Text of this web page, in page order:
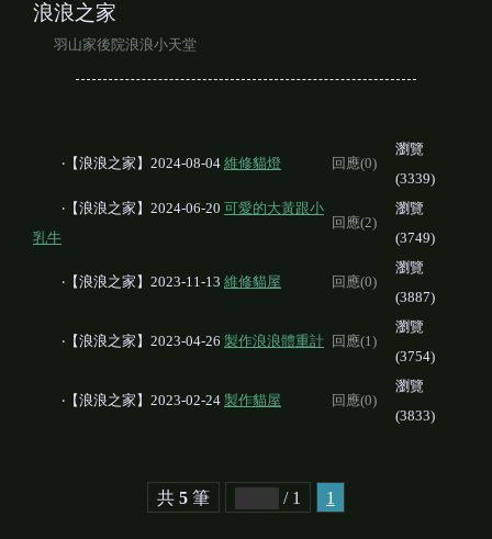
浪浪之家
羽山家後院浪浪小天堂
‧【浪浪之家】2024-08-04 維修貓燈 回應(0)
瀏覽
(3339)
‧【浪浪之家】2024-06-20 可愛的大黃跟小
乳牛
回應(2)
瀏覽
(3749)
‧【浪浪之家】2023-11-13 維修貓屋 回應(0)
瀏覽
(3887)
‧【浪浪之家】2023-04-26 製作浪浪體重計 回應(1)
瀏覽
(3754)
‧【浪浪之家】2023-02-24 製作貓屋 回應(0)
瀏覽
(3833)
共 5 筆 / 1 1